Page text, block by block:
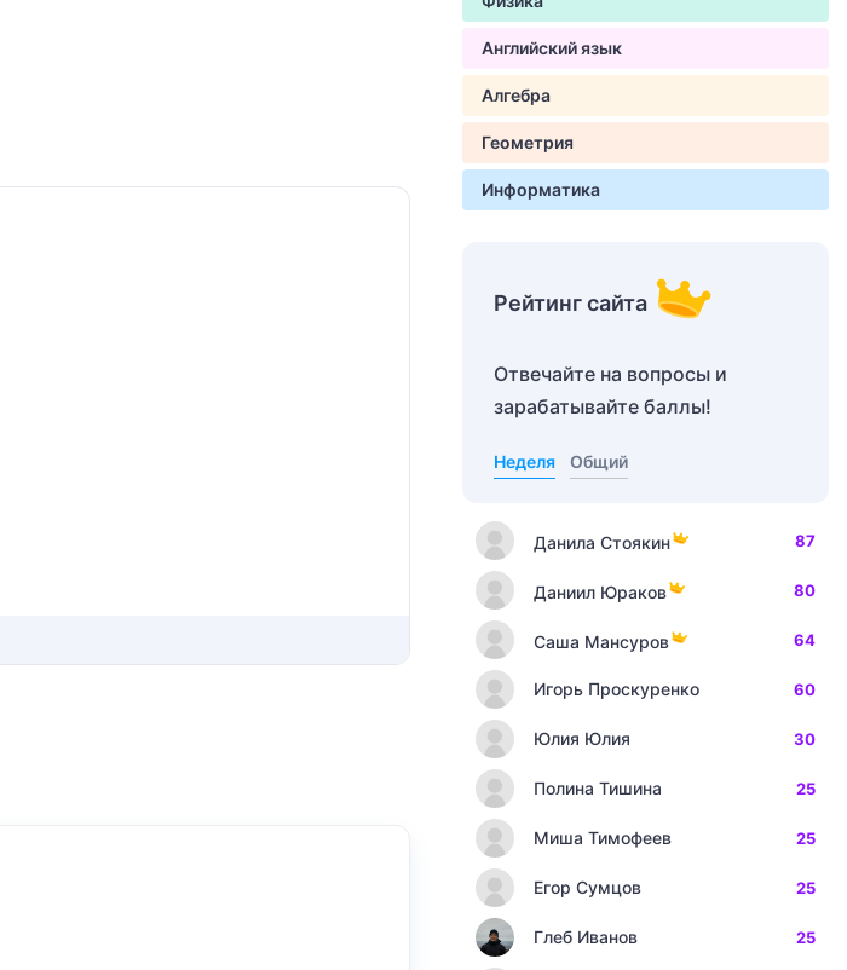
Английский язык
Алгебра
Геометрия
Информатика
Рейтинг сайта
Отвечайте на вопросы и
зарабатывайте баллы!
Неделя Общий
Данила Стоякин 87
Даниил Юраков 80
Саша Мансуров 64
Игорь Проскуренко 60
Юлия Юлия 30
Полина Тишина 25
Миша Тимофеев 25
Егор Сумцов 25
Глеб Иванов 25